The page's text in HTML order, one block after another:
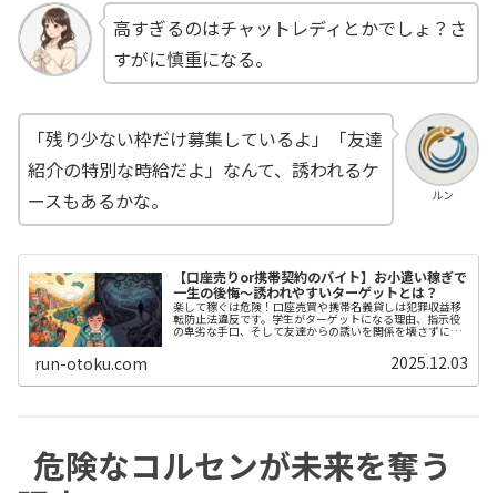
高すぎるのはチャットレディとかでしょ？さ
すがに慎重になる。
ルン
「残り少ない枠だけ募集しているよ」「友達
紹介の特別な時給だよ」なんて、誘われるケ
ースもあるかな。
【口座売りor携帯契約のバイト】お小遣い稼ぎで
一生の後悔～誘われやすいターゲットとは？
楽して稼ぐは危険！口座売買や携帯名義貸しは犯罪収益移
転防止法違反です。学生がターゲットになる理由、指示役
の卑劣な手口、そして友達からの誘いを関係を壊さずに断
run-otoku.com 2025.12.03
危険なコルセンが未来を奪う